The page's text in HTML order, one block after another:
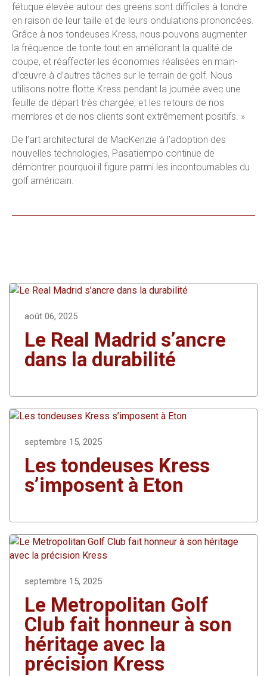
fétuque élevée autour des greens sont difficiles à tondre
en raison de leur taille et de leurs ondulations prononcées.
Grâce à nos tondeuses Kress, nous pouvons augmenter
la fréquence de tonte tout en améliorant la qualité de
coupe, et réaffecter les économies réalisées en main-
d’œuvre à d’autres tâches sur le terrain de golf. Nous
utilisons notre flotte Kress pendant la journée avec une
feuille de départ très chargée, et les retours de nos
membres et de nos clients sont extrêmement positifs. »
De l’art architectural de MacKenzie à l’adoption des
nouvelles technologies, Pasatiempo continue de
démontrer pourquoi il figure parmi les incontournables du
golf américain.
août 06, 2025
Le Real Madrid s’ancre
dans la durabilité
septembre 15, 2025
Les tondeuses Kress
s’imposent à Eton
septembre 15, 2025
Le Metropolitan Golf
Club fait honneur à son
héritage avec la
précision Kress